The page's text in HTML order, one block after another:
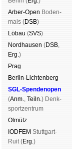
Arber-Open Boden­
mais (DSB)
Lö­bau (SVS)
Nord­hau­sen (DSB,
Erg.)
Prag
Berlin-Lich­ten­berg
SGL-Spenden­open
(Anm., Teiln.) Denk­
sport­zen­trum
Ol­mütz
IODFEM Stutt­gart-
Ruit (Erg.)